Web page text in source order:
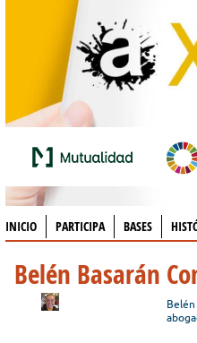
INICIO PARTICIPA BASES
Belén Basarán
Belén